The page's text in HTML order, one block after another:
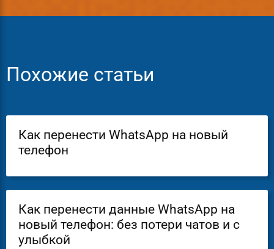
Похожие статьи
Как перенести WhatsApp на новый
телефон
Как перенести данные WhatsApp на
новый телефон: без потери чатов и с
улыбкой